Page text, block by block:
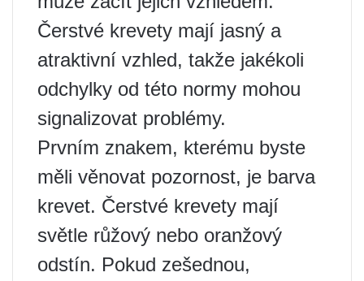
Čerstvé krevety mají jasný a
atraktivní vzhled, takže jakékoli
odchylky od této normy mohou
signalizovat problémy.
Prvním znakem, kterému byste
měli věnovat pozornost, je barva
krevet. Čerstvé krevety mají
světle růžový nebo oranžový
odstín. Pokud zešednou,